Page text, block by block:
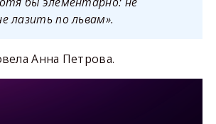
лазить по львам».
Анна Петрова.